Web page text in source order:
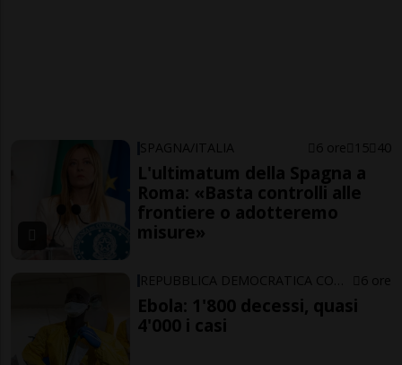
SPAGNA/ITALIA 6 ore 15 40
L'ultimatum della Spagna a
Roma: «Basta controlli alle
frontiere o adotteremo
misure»
6 ore
Ebola: 1'800 decessi, quasi
4'000 i casi